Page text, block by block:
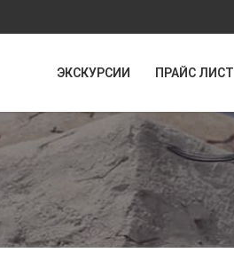
ЭКСКУРСИИ ПРАЙС ЛИСТ